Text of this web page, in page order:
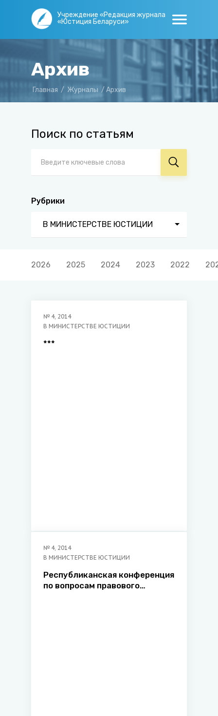
Учреждение «Редакция журнала
«Юстиция Беларуси»
Архив
Главная / Журналы / Архив
Поиск по статьям
Рубрики
В МИНИСТЕРСТВЕ ЮСТИЦИИ
2026 2025 2024 2023 2022
№ 4, 2014
В МИНИСТЕРСТВЕ ЮСТИЦИИ
***
№ 4, 2014
В МИНИСТЕРСТВЕ ЮСТИЦИИ
Республиканская конференция
по вопросам правового